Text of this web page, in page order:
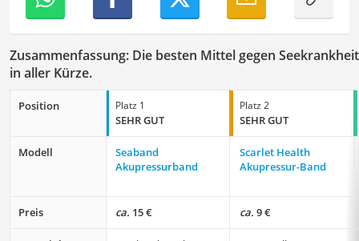
Zusammenfassung: Die besten Mittel gegen Seekrankheit
in aller Kürze.
Position Platz 1
SEHR GUT
Platz 2
SEHR GUT
Modell
Seaband
Akupressurband
Scarlet Health
Akupressur-Band
Preis ca. 15 € ca. 9 €